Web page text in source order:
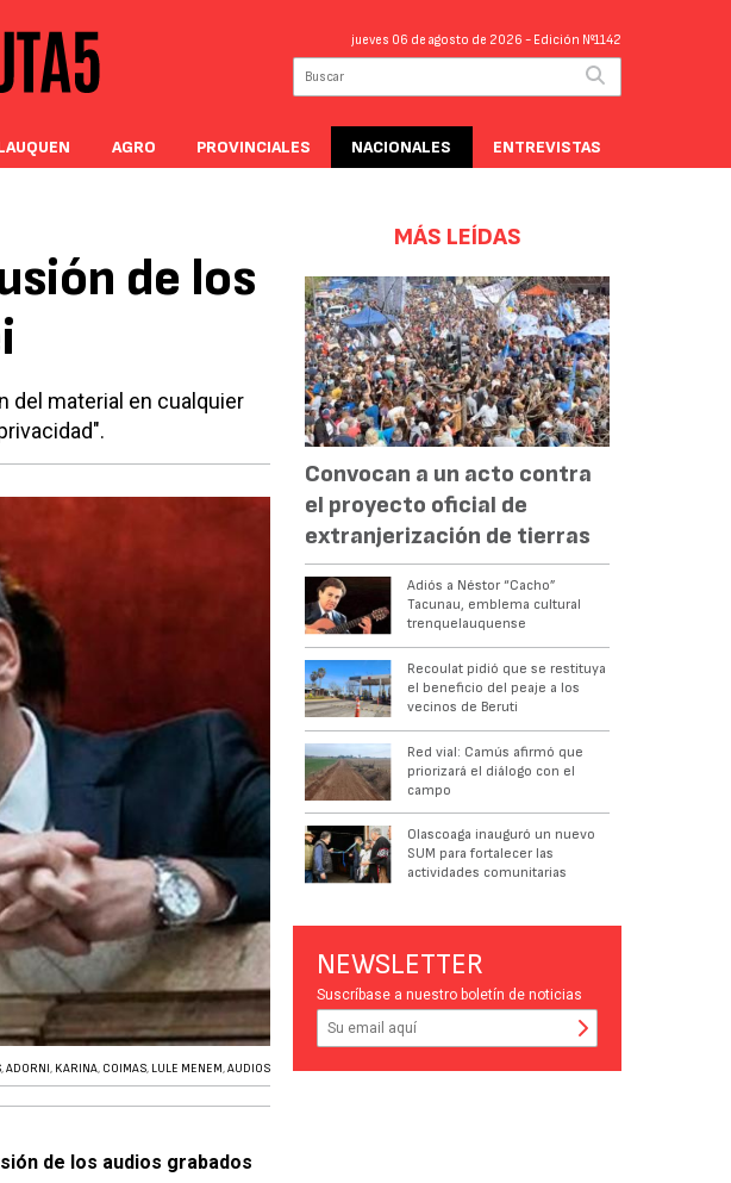
jueves 06 de agosto de 2026 - Edición Nº1142
AGRO PROVINCIALES NACIONALES ENTREVISTAS
de los
del material en cualquier
,ADORNI, KARINA, COIMAS, LULE MENEM,AUDIOS
de los audios grabados
MÁS LEÍDAS
Convocan a un acto contra
el proyecto oficial de
extranjerización de tierras
Adiós a Néstor “Cacho”
Tacunau, emblema cultural
trenquelauquense
Recoulat pidió que se restituya
el beneficio del peaje a los
vecinos de Beruti
Red vial: Camús afirmó que
priorizará el diálogo con el
campo
Olascoaga inauguró un nuevo
SUM para fortalecer las
actividades comunitarias
NEWSLETTER
Suscríbase a nuestro boletín de noticias